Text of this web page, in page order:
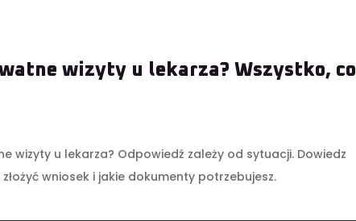
wizyty u lekarza? Wszystko, co
wizyty u lekarza? Odpowiedź zależy od sytuacji. Dowiedz
wniosek i jakie dokumenty potrzebujesz.